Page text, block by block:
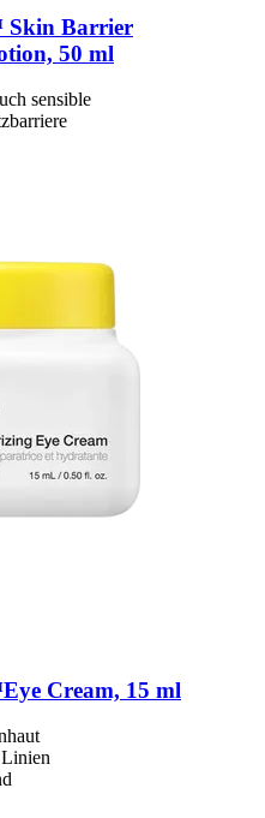
Barrier
50 ml
sensible
Cream, 15 ml